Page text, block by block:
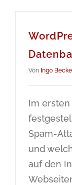
Von Ingo
Im ersten
Spam-
und
auf den